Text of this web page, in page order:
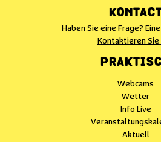
Haben Sie eine Frage?
Kontaktieren Sie
Webcams
Wetter
Info Live
Aktuell